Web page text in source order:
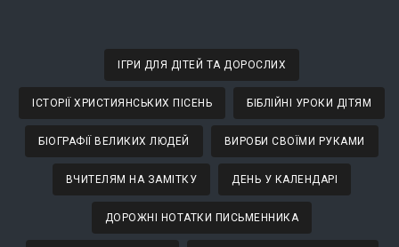
ІГРИ ДЛЯ ДІТЕЙ ТА ДОРОСЛИХ
ІСТОРІЇ ХРИСТИЯНСЬКИХ ПІСЕНЬ БІБЛІЙНІ УРОКИ ДІТЯМ
БІОГРАФІЇ ВЕЛИКИХ ЛЮДЕЙ ВИРОБИ СВОЇМИ РУКАМИ
ВЧИТЕЛЯМ НА ЗАМІТКУ ДЕНЬ У КАЛЕНДАРІ
ДОРОЖНІ НОТАТКИ ПИСЬМЕННИКА